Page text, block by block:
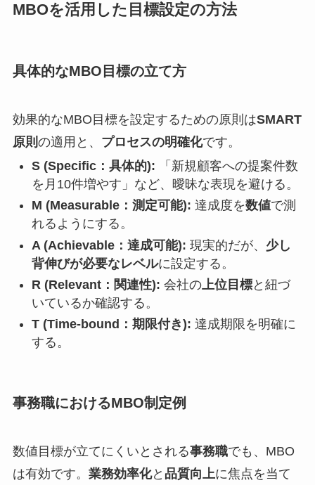
MBOを活用した目標設定の方法
具体的なMBO目標の立て方
効果的なMBO目標を設定するための原則はSMART
原則 の適用と、 プロセスの明確化です。
S (Specific：具体的): 「新規顧客への提案件数
を月10件増やす」など、曖昧な表現を避ける。
M (Measurable：測定可能): 達成度を数値で測
れるようにする。
A (Achievable：達成可能): 現実的だが、 少し
背伸びが必要なレベルに設定する。
R (Relevant：関連性): 会社の上位目標と紐づ
いているか確認する。
T (Time-bound：期限付き): 達成期限を明確に
する。
事務職におけるMBO制定例
数値目標が立てにくいとされる事務職でも、MBO
は有効です。 業務効率化と 品質向上に焦点を当て